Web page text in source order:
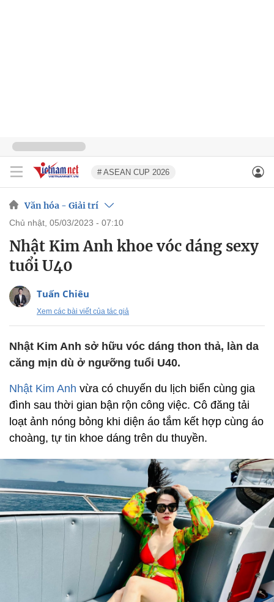
# ASEAN CUP 2026
Văn hóa - Giải trí
chủ nhật, 05/03/2023 - 07:10
Nhật Kim Anh khoe vóc dáng sexy
tuổi U40
Tuấn Chiêu
Xem các bài viết của tác giả
Nhật Kim Anh sở hữu vóc dáng thon thả, làn da
căng mịn dù ở ngưỡng tuổi U40.
Nhật Kim Anh vừa có chuyến du lịch biển cùng gia
đình sau thời gian bận rộn công việc. Cô đăng tải
loạt ảnh nóng bỏng khi diện áo tắm kết hợp cùng áo
choàng, tự tin khoe dáng trên du thuyền.